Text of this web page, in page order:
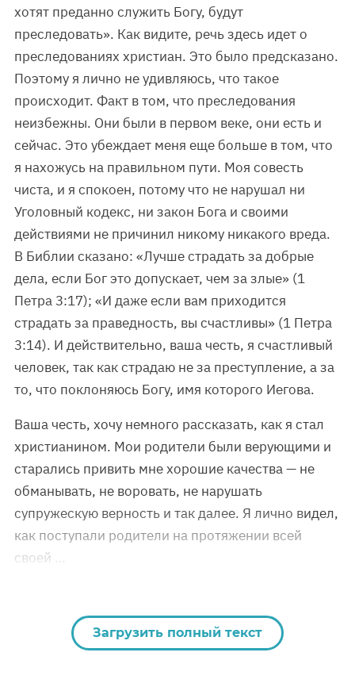
хотят преданно служить Богу, будут
преследовать». Как видите, речь здесь идет о
преследованиях христиан. Это было предсказано.
Поэтому я лично не удивляюсь, что такое
происходит. Факт в том, что преследования
неизбежны. Они были в первом веке, они есть и
сейчас. Это убеждает меня еще больше в том, что
я нахожусь на правильном пути. Моя совесть
чиста, и я спокоен, потому что не нарушал ни
Уголовный кодекс, ни закон Бога и своими
действиями не причинил никому никакого вреда.
В Библии сказано: «Лучше страдать за добрые
дела, если Бог это допускает, чем за злые» (1
Петра 3:17); «И даже если вам приходится
страдать за праведность, вы счастливы» (1 Петра
3:14). И действительно, ваша честь, я счастливый
человек, так как страдаю не за преступление, а за
то, что поклоняюсь Богу, имя которого Иегова.
Ваша честь, хочу немного рассказать, как я стал
христианином. Мои родители были верующими и
старались привить мне хорошие качества — не
обманывать, не воровать, не нарушать
супружескую верность и так далее. Я лично видел,
как поступали родители на протяжении всей
своей …
Загрузить полный текст